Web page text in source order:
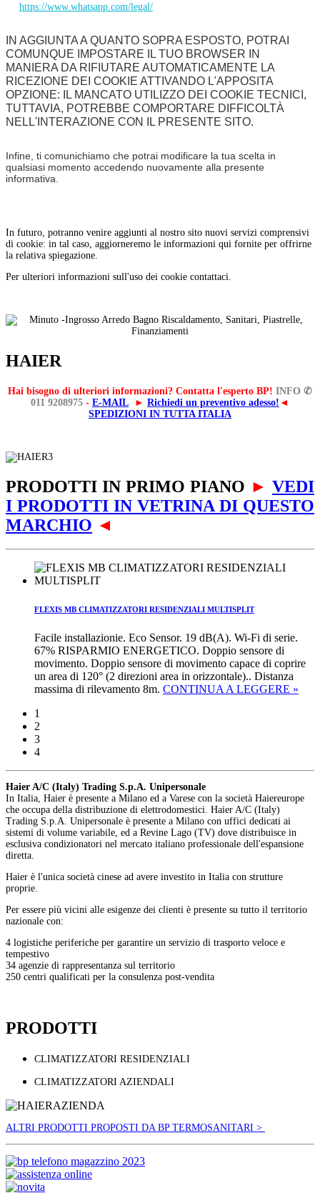
https://www.whatsapp.com/legal/
IN AGGIUNTA A QUANTO SOPRA ESPOSTO, POTRAI
COMUNQUE IMPOSTARE IL TUO BROWSER IN
MANIERA DA RIFIUTARE AUTOMATICAMENTE LA
RICEZIONE DEI COOKIE ATTIVANDO L'APPOSITA
OPZIONE: IL MANCATO UTILIZZO DEI COOKIE TECNICI,
TUTTAVIA, POTREBBE COMPORTARE DIFFICOLTÀ
NELL'INTERAZIONE CON IL PRESENTE SITO.
Infine, ti comunichiamo che potrai modificare la tua scelta in
qualsiasi momento accedendo nuovamente alla presente
informativa.
In futuro, potranno venire aggiunti al nostro sito nuovi servizi comprensivi
di cookie: in tal caso, aggiorneremo le informazioni qui fornite per offrirne
la relativa spiegazione.
Per ulteriori informazioni sull'uso dei cookie contattaci.
HAIER
Hai bisogno di ulteriori informazioni? Contatta l'esperto BP! INFO ✆
011 9208975 - E-MAIL ► Richiedi un preventivo adesso! ◄
SPEDIZIONI IN TUTTA ITALIA
PRODOTTI IN PRIMO PIANO ► VEDI
I PRODOTTI IN VETRINA DI QUESTO
MARCHIO ◄
FLEXIS MB CLIMATIZZATORI RESIDENZIALI MULTISPLIT
Facile installazionie. Eco Sensor. 19 dB(A). Wi-Fi di serie.
67% RISPARMIO ENERGETICO. Doppio sensore di
movimento. Doppio sensore di movimento capace di coprire
un area di 120° (2 direzioni area in orizzontale).. Distanza
massima di rilevamento 8m. CONTINUA A LEGGERE »
1
2
3
4
Haier A/C (Italy) Trading S.p.A. Unipersonale
In Italia, Haier è presente a Milano ed a Varese con la società Haiereurope
che occupa della distribuzione di elettrodomestici. Haier A/C (Italy)
Trading S.p.A. Unipersonale è presente a Milano con uffici dedicati ai
sistemi di volume variabile, ed a Revine Lago (TV) dove distribuisce in
esclusiva condizionatori nel mercato italiano professionale dell'espansione
diretta.
Haier è l'unica società cinese ad avere investito in Italia con strutture
proprie.
Per essere più vicini alle esigenze dei clienti è presente su tutto il territorio
nazionale con:
4 logistiche periferiche per garantire un servizio di trasporto veloce e
tempestivo
34 agenzie di rappresentanza sul territorio
250 centri qualificati per la consulenza post-vendita
PRODOTTI
CLIMATIZZATORI RESIDENZIALI
CLIMATIZZATORI AZIENDALI
ALTRI PRODOTTI PROPOSTI DA BP TERMOSANITARI >